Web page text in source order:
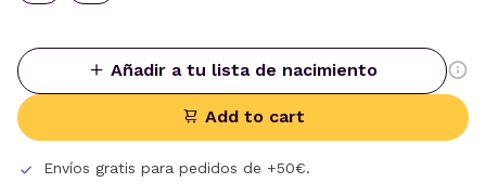
Añadir a tu lista de nacimiento
Add to cart
Envíos gratis para pedidos de +50€.